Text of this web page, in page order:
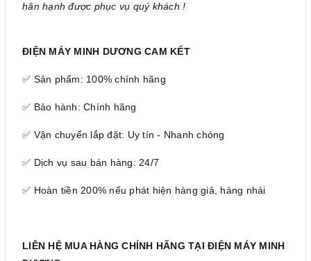
hân hạnh được phục vụ quý khách !
ĐIỆN MÁY MINH DƯƠNG CAM KẾT
✅ Sản phẩm: 100% chính hãng
✅ Bảo hành: Chính hãng
✅ Vận chuyển lắp đặt: Uy tín - Nhanh chóng
✅ Dịch vụ sau bán hàng: 24/7
✅ Hoàn tiền 200% nếu phát hiện hàng giả, hàng nhái
LIÊN HỆ MUA HÀNG CHÍNH HÃNG TẠI ĐIỆN MÁY MINH